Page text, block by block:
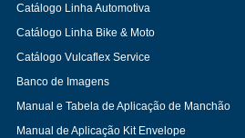
Catálogo Linha Automotiva
Catálogo Linha Bike & Moto
Catálogo Vulcaflex Service
Banco de Imagens
Manual e Tabela de Aplicação de Manchão
Manual de Aplicação Kit Envelope